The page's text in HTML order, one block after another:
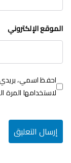
الموقع الإلكتروني
احفظ اسمي،
لاستخدامها المرة